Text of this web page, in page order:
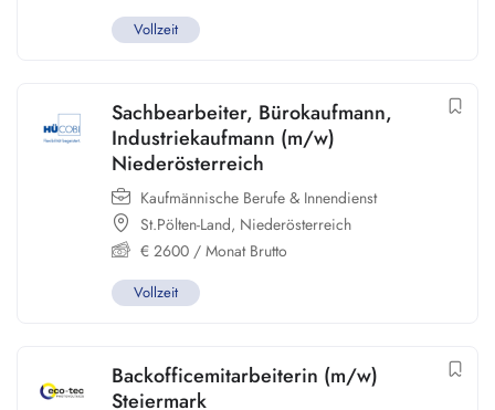
Vollzeit
Sachbearbeiter, Bürokaufmann,
Industriekaufmann (m/w)
Niederösterreich
Kaufmännische Berufe & Innendienst
St.Pölten-Land, Niederösterreich
€ 2600 / Monat Brutto
Vollzeit
Backofficemitarbeiterin (m/w)
Steiermark